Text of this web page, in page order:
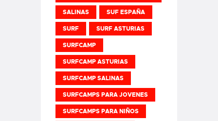
SALINAS SUF ESPAÑA
SURF SURF ASTURIAS
SURFCAMP
SURFCAMP ASTURIAS
SURFCAMP SALINAS
SURFCAMPS PARA JOVENES
SURFCAMPS PARA NIÑOS